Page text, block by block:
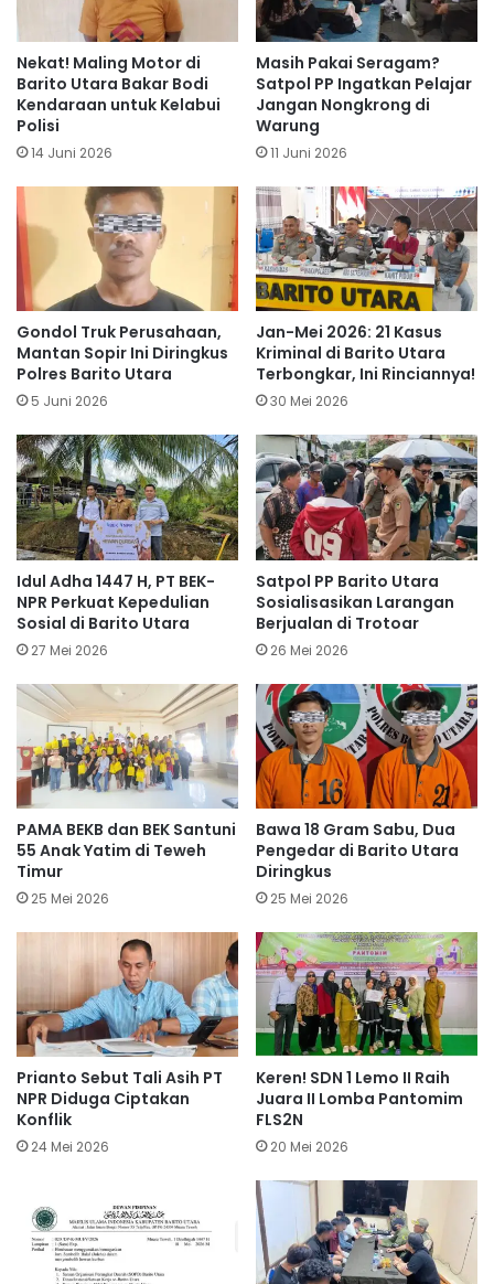
Nekat! Maling Motor di
Barito Utara Bakar Bodi
Kendaraan untuk Kelabui
Polisi
14 Juni 2026
Masih Pakai Seragam?
Satpol PP Ingatkan Pelajar
Jangan Nongkrong di
Warung
11 Juni 2026
Gondol Truk Perusahaan,
Mantan Sopir Ini Diringkus
Polres Barito Utara
5 Juni 2026
Jan-Mei 2026: 21 Kasus
Kriminal di Barito Utara
Terbongkar, Ini Rinciannya!
30 Mei 2026
Idul Adha 1447 H, PT BEK-
NPR Perkuat Kepedulian
Sosial di Barito Utara
27 Mei 2026
Satpol PP Barito Utara
Sosialisasikan Larangan
Berjualan di Trotoar
26 Mei 2026
PAMA BEKB dan BEK Santuni
55 Anak Yatim di Teweh
Timur
25 Mei 2026
Bawa 18 Gram Sabu, Dua
Pengedar di Barito Utara
Diringkus
25 Mei 2026
Prianto Sebut Tali Asih PT
NPR Diduga Ciptakan
Konflik
24 Mei 2026
Keren! SDN 1 Lemo II Raih
Juara II Lomba Pantomim
FLS2N
20 Mei 2026